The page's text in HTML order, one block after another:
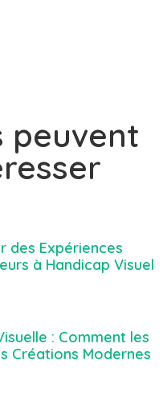
peuvent
des Expériences
à Handicap Visuel
: Comment les
Créations Modernes